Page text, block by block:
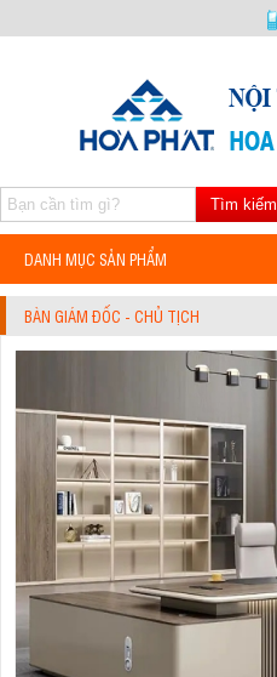
Tìm kiếm
DANH MỤC SẢN PHẨM
BÀN GIÁM ĐỐC - CHỦ TỊCH